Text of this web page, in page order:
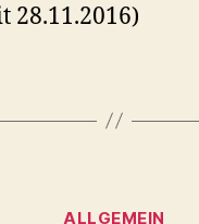
28.11.2016)
Kategorien
ALLGEMEIN